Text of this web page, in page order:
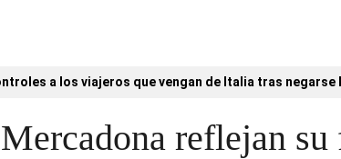
a los viajeros que vengan de Italia tras
reflejan su